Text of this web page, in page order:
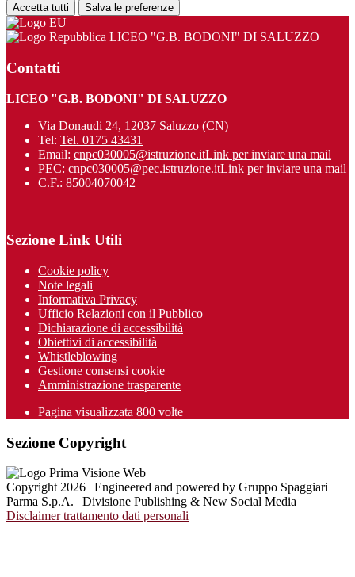
Accetta tutti Salva le preferenze
LICEO "G.B. BODONI" DI SALUZZO
Contatti
LICEO "G.B. BODONI" DI SALUZZO
Via Donaudi 24, 12037 Saluzzo (CN)
Tel: Tel. 0175 43431
Email: cnpc030005@istruzione.itLink per inviare una mail
PEC: cnpc030005@pec.istruzione.itLink per inviare una mail
C.F.: 85004070042
Sezione Link Utili
Cookie policy
Note legali
Informativa Privacy
Ufficio Relazioni con il Pubblico
Dichiarazione di accessibilità
Obiettivi di accessibilità
Whistleblowing
Gestione consensi cookie
Amministrazione trasparente
Pagina visualizzata 800 volte
Sezione Copyright
Copyright 2026 | Engineered and powered by Gruppo Spaggiari
Parma S.p.A. | Divisione Publishing & New Social Media
Disclaimer trattamento dati personali